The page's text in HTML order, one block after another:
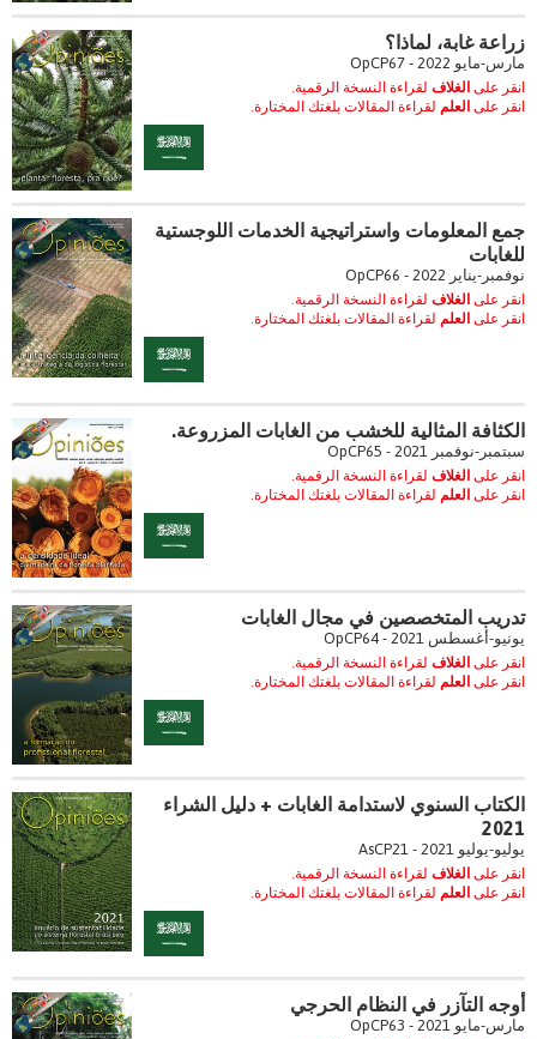
زراعة غابة، لماذا؟
مارس-مايو 2022 - OpCP67
انقر على الغلاف لقراءة النسخة الرقمية.
انقر على العلم لقراءة المقالات بلغتك المختارة.
جمع المعلومات واستراتيجية الخدمات اللوجستية
للغابات
نوفمبر-يناير 2022 - OpCP66
انقر على الغلاف لقراءة النسخة الرقمية.
انقر على العلم لقراءة المقالات بلغتك المختارة.
الكثافة المثالية للخشب من الغابات المزروعة.
سبتمبر-نوفمبر 2021 - OpCP65
انقر على الغلاف لقراءة النسخة الرقمية.
انقر على العلم لقراءة المقالات بلغتك المختارة.
تدريب المتخصصين في مجال الغابات
يونيو-أغسطس 2021 - OpCP64
انقر على الغلاف لقراءة النسخة الرقمية.
انقر على العلم لقراءة المقالات بلغتك المختارة.
الكتاب السنوي لاستدامة الغابات + دليل الشراء
2021
يوليو-يوليو 2021 - AsCP21
انقر على الغلاف لقراءة النسخة الرقمية.
انقر على العلم لقراءة المقالات بلغتك المختارة.
أوجه التآزر في النظام الحرجي
مارس-مايو 2021 - OpCP63